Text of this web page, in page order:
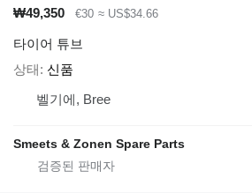
₩49,350
€30 ≈ US$34.66
타이어 튜브
상태
신품
벨기에, Bree
Smeets & Zonen Spare Parts